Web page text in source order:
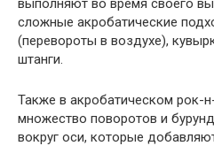
выполняют во время своего
сложные акробатические
(перевороты в воздухе),
штанги.
Также в акробатическом рок-
множество поворотов и
вокруг оси, которые